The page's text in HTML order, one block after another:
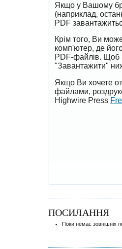
Якщо у Вашому
(наприклад,
PDF
Крім того, Ви
комп'ютер, де
PDF-файлів. Щоб
"Завантажити"
Якщо Ви хочете
файлами,
Highwire Press
ПОСИЛАННЯ
Поки немає зовнішніх